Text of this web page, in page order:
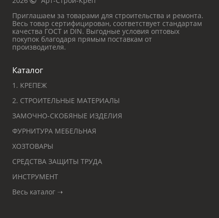
Приглашаем за товарами для строительства и ремонта.
Весь товар сертифицирован, соответствует стандартам
качества ГОСТ и DIN. Выгодные условия оптовых
покупок благодаря прямым поставкам от
производителя.
Каталог
1. КРЕПЕЖ
2. СТРОИТЕЛЬНЫЕ МАТЕРИАЛЫ
ЗАМОЧНО-СКОБЯНЫЕ ИЗДЕЛИЯ
ФУРНИТУРА МЕБЕЛЬНАЯ
ХОЗТОВАРЫ
СРЕДСТВА ЗАЩИТЫ ТРУДА
ИНСТРУМЕНТ
Весь каталог ➝